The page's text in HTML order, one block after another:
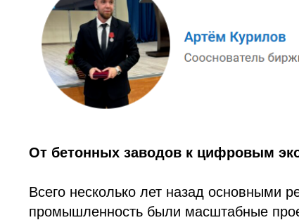
От бетонных заводов к цифровым
Всего несколько лет назад основными
промышленность были масштабные